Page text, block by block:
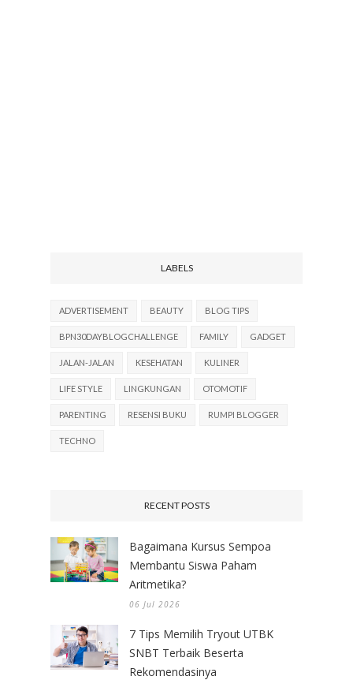
LABELS
ADVERTISEMENT BEAUTY BLOG TIPS
BPN30DAYBLOGCHALLENGE FAMILY GADGET
JALAN-JALAN KESEHATAN KULINER
LIFE STYLE LINGKUNGAN OTOMOTIF
PARENTING RESENSI BUKU RUMPI BLOGGER
TECHNO
RECENT POSTS
Bagaimana Kursus Sempoa
Membantu Siswa Paham
Aritmetika?
06 Jul 2026
7 Tips Memilih Tryout UTBK
SNBT Terbaik Beserta
Rekomendasinya